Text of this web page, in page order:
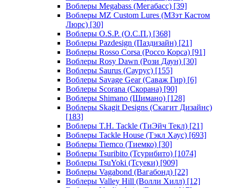
Воблеры Megabass (Мегабасс) [39]
Воблеры MZ Custom Lures (МЗэт Кастом
Люрс) [30]
Воблеры O.S.P. (О.С.П.) [368]
Воблеры Pazdesign (Паздизайн) [21]
Воблеры Rosso Corsa (Россо Корса) [91]
Воблеры Rosy Dawn (Рози Даун) [30]
Воблеры Saurus (Саурус) [155]
Воблеры Savage Gear (Саваж Гир) [6]
Воблеры Scorana (Скорана) [90]
Воблеры Shimano (Шимано) [128]
Воблеры Skagit Designs (Скагит Дизайнс)
[183]
Воблеры T.H. Tackle (ТиЭйч Текл) [21]
Воблеры Tackle House (Тэкл Хаус) [693]
Воблеры Tiemco (Тиемко) [30]
Воблеры Tsuribito (Тсурибито) [1074]
Воблеры TsuYoki (Тсуеки) [909]
Воблеры Vagabond (Вагабонд) [22]
Воблеры Valley Hill (Волли Хилл) [12]